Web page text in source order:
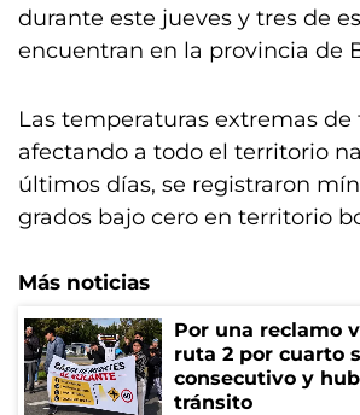
durante este jueves y tres de
encuentran en la provincia de
Las temperaturas extremas de
afectando a todo el territorio
últimos días, se registraron
grados bajo cero en territorio
Más noticias
Por una reclamo
ruta 2 por cuarto
consecutivo y
tránsito